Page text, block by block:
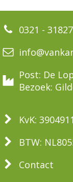
0321 -
Post: De
Bezoek:
KvK:
BTW:
Contact